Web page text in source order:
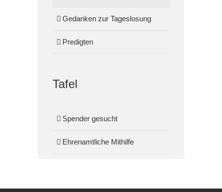
Gedanken zur Tageslosung
Predigten
Tafel
Spender gesucht
Ehrenamtliche Mithilfe